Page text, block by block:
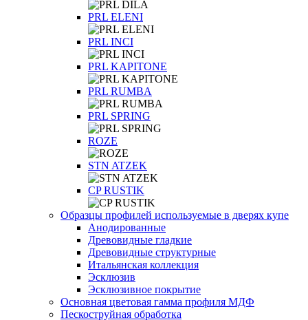
PRL ELENI
PRL INCI
PRL KAPITONE
PRL RUMBA
PRL SPRING
ROZE
STN ATZEK
СP RUSTIK
Образцы профилей используемые в дверях купе
Анодированные
Древовидные гладкие
Древовидные структурные
Итальянская коллекция
Эсклюзив
Эсклюзивное покрытие
Основная цветовая гамма профиля МДФ
Пескоструйная обработка